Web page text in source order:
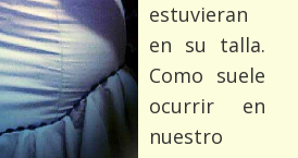
estuvieran
en su talla.
Como suele
ocurrir en
nuestro